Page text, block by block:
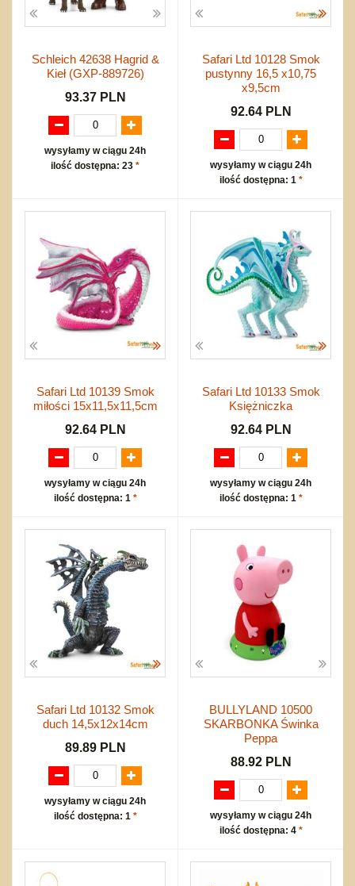
Schleich 42638 Hagrid &
Kieł (GXP-889726)
93.37 PLN
wysyłamy w ciągu 24h
ilość dostępna: 23 *
Safari Ltd 10128 Smok
pustynny 16,5 x10,75
x9,5cm
92.64 PLN
wysyłamy w ciągu 24h
ilość dostępna: 1 *
Safari Ltd 10139 Smok
miłości 15x11,5x11,5cm
92.64 PLN
wysyłamy w ciągu 24h
ilość dostępna: 1 *
Safari Ltd 10133 Smok
Księżniczka
92.64 PLN
wysyłamy w ciągu 24h
ilość dostępna: 1 *
Safari Ltd 10132 Smok
duch 14,5x12x14cm
89.89 PLN
wysyłamy w ciągu 24h
ilość dostępna: 1 *
BULLYLAND 10500
SKARBONKA Świnka
Peppa
88.92 PLN
wysyłamy w ciągu 24h
ilość dostępna: 4 *